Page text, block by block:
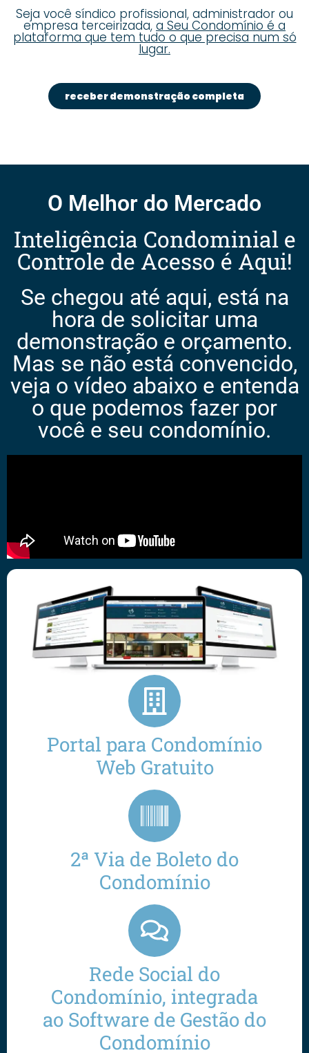
Seja você síndico profissional, administrador ou
empresa terceirizada, a Seu Condomínio é a
plataforma que tem tudo o que precisa num só
lugar.
receber demonstração completa
O Melhor do Mercado
Inteligência Condominial e
Controle de Acesso é Aqui!
Se chegou até aqui, está na
hora de solicitar uma
demonstração e orçamento.
Mas se não está convencido,
veja o vídeo abaixo e entenda
o que podemos fazer por
você e seu condomínio.
Portal para Condomínio
Web Gratuito
2ª Via de Boleto do
Condomínio
Rede Social do
Condomínio, integrada
ao Software de Gestão do
Condomínio